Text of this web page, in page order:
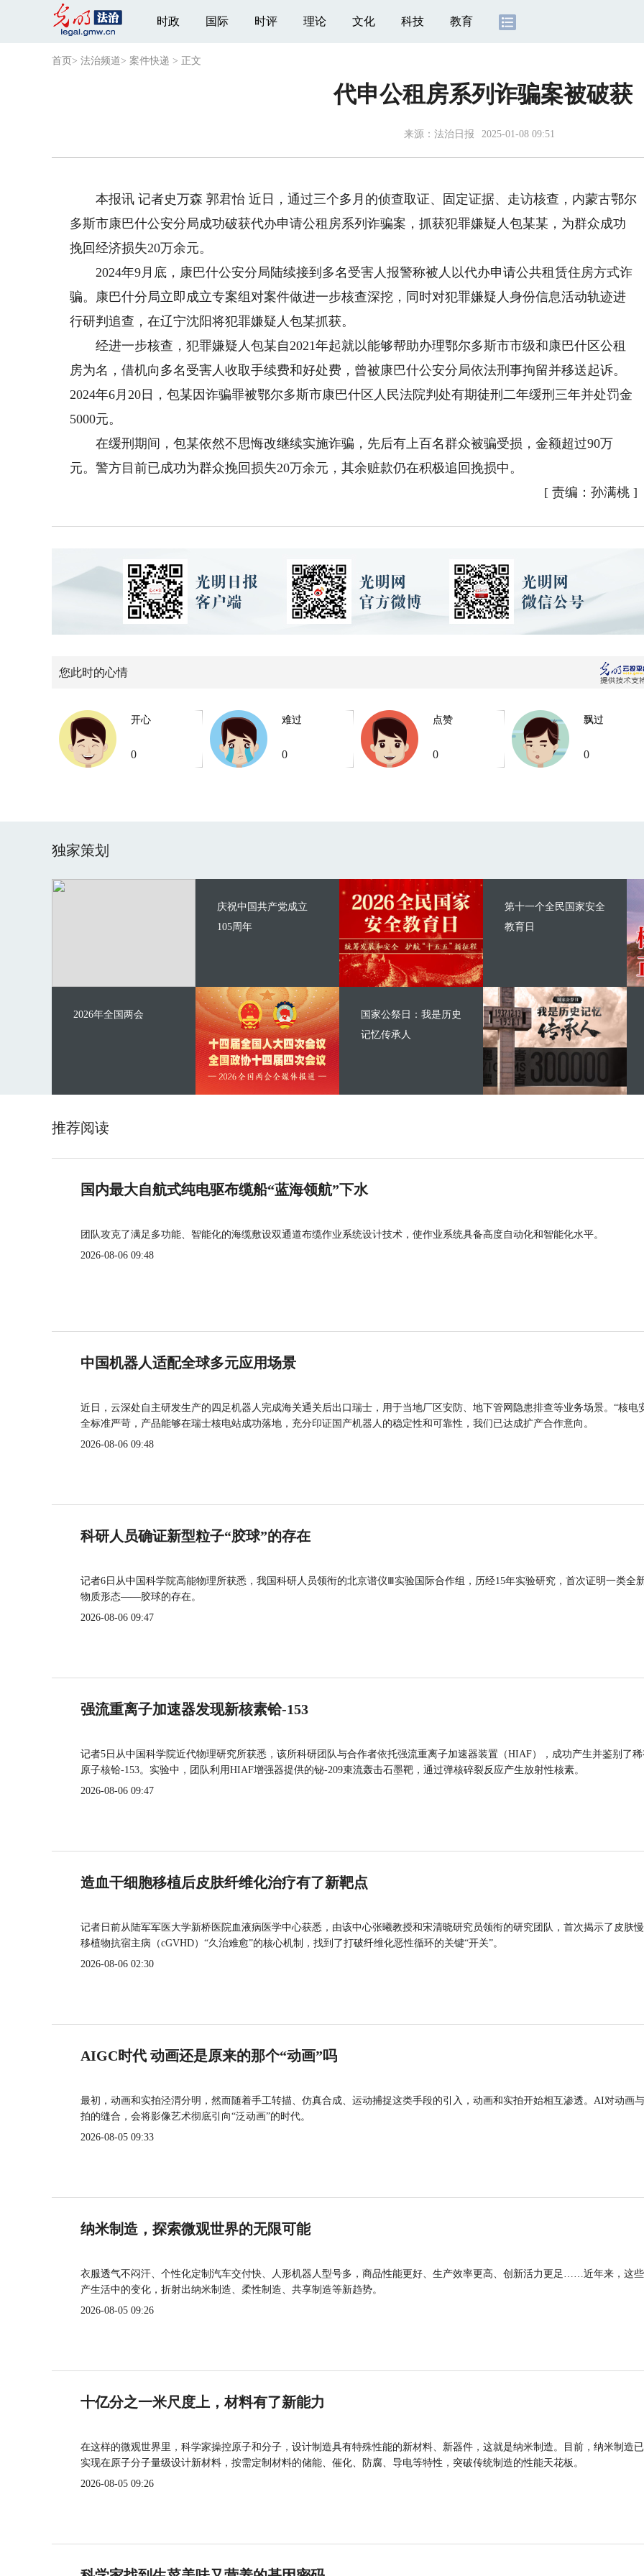
时政 国际 时评 理论 文化 科技 教育
首页 > 法治频道> 案件快递 > 正文
代申公租房系列诈骗案被破获
来源： 法治日报 2025-01-08 09:51
本报讯 记者史万森 郭君怡 近日，通过三个多月的侦查取证、固定证据、走访核查，内蒙古鄂尔
多斯市康巴什公安分局成功破获代办申请公租房系列诈骗案，抓获犯罪嫌疑人包某某，为群众成功
挽回经济损失20万余元。
2024年9月底，康巴什公安分局陆续接到多名受害人报警称被人以代办申请公共租赁住房方式诈
骗。康巴什分局立即成立专案组对案件做进一步核查深挖，同时对犯罪嫌疑人身份信息活动轨迹进
行研判追查，在辽宁沈阳将犯罪嫌疑人包某抓获。
经进一步核查，犯罪嫌疑人包某自2021年起就以能够帮助办理鄂尔多斯市市级和康巴什区公租
房为名，借机向多名受害人收取手续费和好处费，曾被康巴什公安分局依法刑事拘留并移送起诉。
2024年6月20日，包某因诈骗罪被鄂尔多斯市康巴什区人民法院判处有期徒刑二年缓刑三年并处罚金
5000元。
在缓刑期间，包某依然不思悔改继续实施诈骗，先后有上百名群众被骗受损，金额超过90万
元。警方目前已成功为群众挽回损失20万余元，其余赃款仍在积极追回挽损中。
[ 责编：孙满桃]
您此时的心情
开心
0
难过
0
点赞
0
飘过
0
独家策划
庆祝中国共产党成立
105周年
2026年全国两会
第十一个全民国家安全
教育日
国家公祭日：我是历史
记忆传承人
推荐阅读
国内最大自航式纯电驱布缆船“蓝海领航”下水
团队攻克了满足多功能、智能化的海缆敷设双通道布缆作业系统设计技术，使作业系统具备高度自动化和智能化水平。
2026-08-06 09:48
中国机器人适配全球多元应用场景
近日，云深处自主研发生产的四足机器人完成海关通关后出口瑞士，用于当地厂区安防、地下管网隐患排查等业务场景。“核电
全标准严苛，产品能够在瑞士核电站成功落地，充分印证国产机器人的稳定性和可靠性，我们已达成扩产合作意向。
2026-08-06 09:48
科研人员确证新型粒子“胶球”的存在
记者6日从中国科学院高能物理所获悉，我国科研人员领衔的北京谱仪Ⅲ实验国际合作组，历经15年实验研究，首次证明一类全
物质形态——胶球的存在。
2026-08-06 09:47
强流重离子加速器发现新核素铪-153
记者5日从中国科学院近代物理研究所获悉，该所科研团队与合作者依托强流重离子加速器装置（HIAF），成功产生并鉴别了
原子核铪-153。实验中，团队利用HIAF增强器提供的铋-209束流轰击石墨靶，通过弹核碎裂反应产生放射性核素。
2026-08-06 09:47
造血干细胞移植后皮肤纤维化治疗有了新靶点
记者日前从陆军军医大学新桥医院血液病医学中心获悉，由该中心张曦教授和宋清晓研究员领衔的研究团队，首次揭示了皮肤
移植物抗宿主病（cGVHD）“久治难愈”的核心机制，找到了打破纤维化恶性循环的关键“开关”。
2026-08-06 02:30
AIGC时代 动画还是原来的那个“动画”吗
最初，动画和实拍泾渭分明，然而随着手工转描、仿真合成、运动捕捉这类手段的引入，动画和实拍开始相互渗透。AI对动画
拍的缝合，会将影像艺术彻底引向“泛动画”的时代。
2026-08-05 09:33
纳米制造，探索微观世界的无限可能
衣服透气不闷汗、个性化定制汽车交付快、人形机器人型号多，商品性能更好、生产效率更高、创新活力更足……近年来，这
产生活中的变化，折射出纳米制造、柔性制造、共享制造等新趋势。
2026-08-05 09:26
十亿分之一米尺度上，材料有了新能力
在这样的微观世界里，科学家操控原子和分子，设计制造具有特殊性能的新材料、新器件，这就是纳米制造。目前，纳米制造
实现在原子分子量级设计新材料，按需定制材料的储能、催化、防腐、导电等特性，突破传统制造的性能天花板。
2026-08-05 09:26